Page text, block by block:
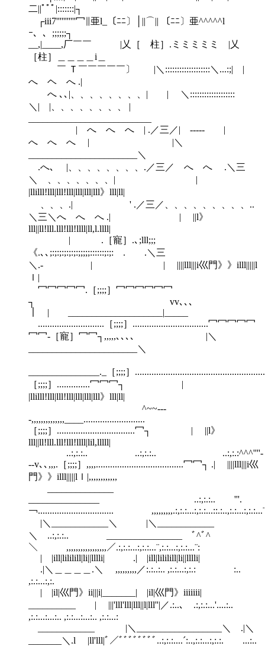
二||ﾟﾟﾟ|:::::::|┐
┌iii7'''''''''''冖∥亜l_〔ﾆﾆ〕│||⌒|| 〔ﾆﾆ〕亜^^^^^l
ｰ、、;;;;;;┐
__,|____,厂￣￣ |乂［ 柱］.ミミミミミ |乂
［柱］＿＿＿＿i＿
￣ Ｔ￣￣￣￣￣〕 |＼:::::::::::::::::::＼...:;| |
へ ヘ へ .|
へ ､､|、、、、、、、、| | ＼:::::::::::::::::::
＼| |、、、、、、、、 |
| へ へ へ | .／三／| ----- |
へ へ へ | |＼
_______________________＼
.へ､ |、、、、、、、、.／三／ へ へ .＼三
＼ 、、、、、、、| |
|llilll!lll|lll!lll|lll|lll|lll》lll|ll|
、、、.| ' .／三／、、、、、、、、、..
＼三＼へ へ へ .| | ||l》
lll||ll!lll.lll!lll!llll|ll,l.llll|
| .［寵］.､;lll;;;
《.､､;:;:;:;:;:;:;;;;;::::::;:;: . .＼三
＼.‐ | | ||||lll|||i巛門》》illl|||||l
ｌ|
冖冖冖冖冖.［;;;;］冖冖冖冖冖冖
┐ vv､､､
｜ | ____________________|_____
............................［;;;;］................................冖冖冖冖冖
冖冖-［寵］冖冖┐,,,,,､､､､ |＼
_______________________＼
_______________._［;;;;］
［;;;;］..............冖冖冖┐ |
|llilll!lll|lll!lll|lll|lll|lll》lll|ll|
^~~---
-,,,,,,,,,,,,,,____..........................
［;;;;］.................................冖┐ | ||l》
lll||ll!lll.lll!lll!llll|lil,lllll|
..:,:.:.. ..:,:.:.. ..:,:.:^^^''''-
--v､､,,,.［;;;;］,,,,.....................................冖冖┐ .| ||||lll|||i巛
門》》illl|||||lｌ|,,,,,,,,,,,,
_______________ ..:,:.:.. '''.
￢................................
|＼____________＼ |＼____________
＼ ..:,:.:.. ________________ ﾞ^ﾞ^
＼ ,,,,,,,,,,,,,,,,,／.:,:.:...:,:.:...¨,:.:...:,:.:...¨:
| |ill|lililill|li||lllli| .| |ill|lililill|li||lllli|
.|＼＿＿＿＿.＼ ,,,,,,,,,／:.:..:.. ,:.:...:,:.: :..
,:.:...:,:.
| |il|巛門》ii|||i|_______| |il|巛門》iiiiiii|
__________ | |||'lll'lll|lll||l|lll''|／.:..､ .:,:.:...'....:..
,:.:...:...:.. ,:.:...:...:.. ,:.:...:
____________ |＼__________________＼ .|＼
_______＼.l |ll'lll|ﾞ／ﾞﾞﾞﾞﾞﾞﾞﾞ..:,:.:....´:..,:.:...:,:.:. ...:..